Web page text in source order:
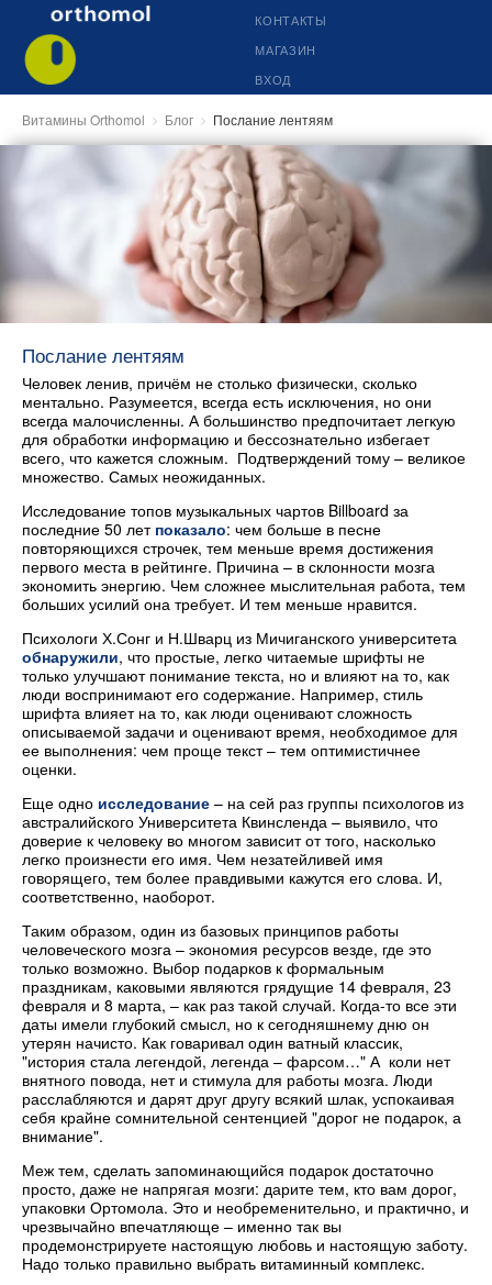
КОНТАКТЫ
МАГАЗИН
ВХОД
Витамины Orthomol Блог Послание лентяям
Послание лентяям
Человек ленив, причём не столько физически, сколько
ментально. Разумеется, всегда есть исключения, но они
всегда малочисленны. А большинство предпочитает легкую
для обработки информацию и бессознательно избегает
всего, что кажется сложным. Подтверждений тому – великое
множество. Самых неожиданных.
Исследование топов музыкальных чартов Billboard за
последние 50 лет показало: чем больше в песне
повторяющихся строчек, тем меньше время достижения
первого места в рейтинге. Причина – в склонности мозга
экономить энергию. Чем сложнее мыслительная работа, тем
больших усилий она требует. И тем меньше нравится.
Психологи Х.Сонг и Н.Шварц из Мичиганского университета
обнаружили, что простые, легко читаемые шрифты не
только улучшают понимание текста, но и влияют на то, как
люди воспринимают его содержание. Например, стиль
шрифта влияет на то, как люди оценивают сложность
описываемой задачи и оценивают время, необходимое для
ее выполнения: чем проще текст – тем оптимистичнее
оценки.
Еще одно исследование – на сей раз группы психологов из
австралийского Университета Квинсленда – выявило, что
доверие к человеку во многом зависит от того, насколько
легко произнести его имя. Чем незатейливей имя
говорящего, тем более правдивыми кажутся его слова. И,
соответственно, наоборот.
Таким образом, один из базовых принципов работы
человеческого мозга – экономия ресурсов везде, где это
только возможно. Выбор подарков к формальным
праздникам, каковыми являются грядущие 14 февраля, 23
февраля и 8 марта, – как раз такой случай. Когда-то все эти
даты имели глубокий смысл, но к сегодняшнему дню он
утерян начисто. Как говаривал один ватный классик,
"история стала легендой, легенда – фарсом…" А коли нет
внятного повода, нет и стимула для работы мозга. Люди
расслабляются и дарят друг другу всякий шлак, успокаивая
себя крайне сомнительной сентенцией "дорог не подарок, а
внимание".
Меж тем, сделать запоминающийся подарок достаточно
просто, даже не напрягая мозги: дарите тем, кто вам дорог,
упаковки Ортомола. Это и необременительно, и практично, и
чрезвычайно впечатляюще – именно так вы
продемонстрируете настоящую любовь и настоящую заботу.
Надо только правильно выбрать витаминный комплекс.